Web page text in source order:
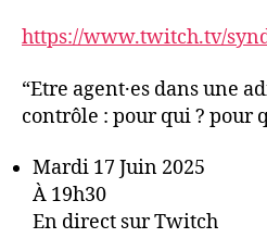
https://www.twitch.tv/
“Etre agent·es dans une
contrôle : pour qui ? pour
Mardi 17 Juin 2025
À 19h30
En direct sur Twitch